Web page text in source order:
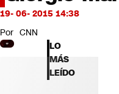
CNN Data
CNN tiempo
Futuro 360
Opinión
19- 06- 2015 14:38
Por CNN
LO
MÁS
LEÍDO